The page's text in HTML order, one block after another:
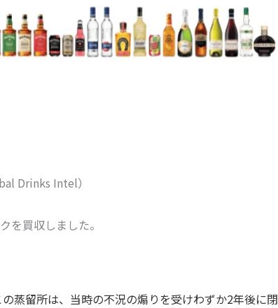
Drinks Intel）
を買収しました。
蒸留所は、当時の不況の煽りを受けわずか2年後に閉